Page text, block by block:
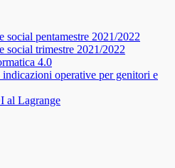
social pentamestre 2021/2022
social trimestre 2021/2022
4.0
operative per genitori e
al Lagrange